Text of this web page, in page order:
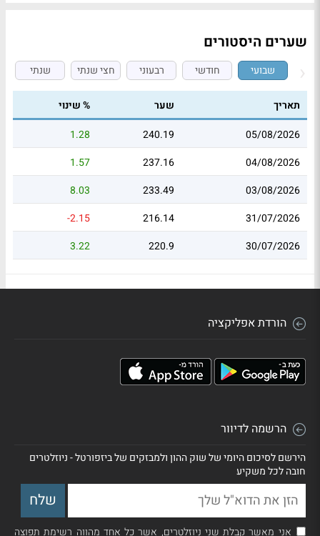
שערים היסטורים
שבועי חודשי רבעוני חצי שנתי שנתי
תאריך שער
% שינוי
05/08/2026
240.19
1.28
04/08/2026
237.16
1.57
03/08/2026
233.49
8.03
31/07/2026
216.14
-2.15
30/07/2026
220.9
3.22
הורדת אפליקציה
הרשמה לדיוור
הירשם לסיכום היומי של שוק ההון ולמבזקים של ביזפורטל - ניוזלטרים
חובה לכל משקיע
אני מאשר קבלת שני ניוזלטרים, אשר כל אחד מהווה רשימת תפוצה